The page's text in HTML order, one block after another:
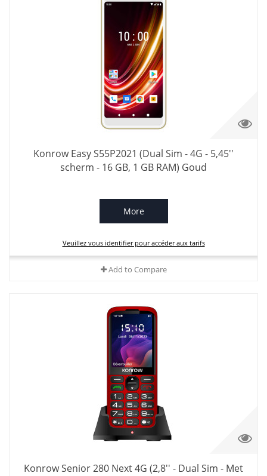
Konrow Easy S55P2021 (Dual Sim - 4G - 5,45''
scherm - 16 GB, 1 GB RAM) Goud
More
Veuillez vous identifier pour accéder aux tarifs
Add to Compare
Konrow Senior 280 Next 4G (2,8'' - Dual Sim - Met